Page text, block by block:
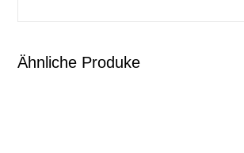
Ähnliche Produke